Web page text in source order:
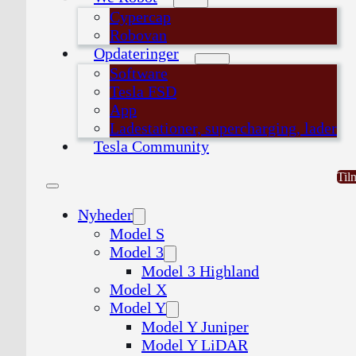
Cypercap
Robovan
Opdateringer
Software
Tesla FSD
App
Ladestationer, supercharging, lader
Tesla Community
Nyheder
Model S
Model 3
Model 3 Highland
Model X
Model Y
Model Y Juniper
Model Y LiDAR